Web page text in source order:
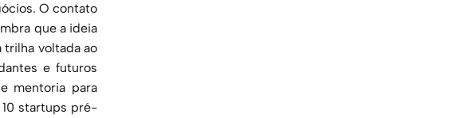
O contato
que a ideia
trilha voltada ao
e futuros
mentoria para
startups pré-